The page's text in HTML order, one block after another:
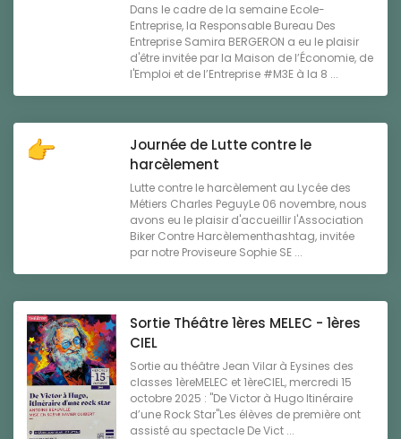
Dans le cadre de la semaine Ecole-
Entreprise, la Responsable Bureau Des
Entreprise Samira BERGERON a eu le plaisir
d'être invitée par la Maison de l’Économie, de
l'Emploi et de l’Entreprise #M3E à la 8 ...
Journée de Lutte contre le
harcèlement
Lutte contre le harcèlement au Lycée des
Métiers Charles PeguyLe 06 novembre, nous
avons eu le plaisir d'accueillir l'Association
Biker Contre Harcèlementhashtag, invitée
par notre Proviseure Sophie SE ...
Sortie Théâtre 1ères MELEC - 1ères
CIEL
Sortie au théâtre Jean Vilar à Eysines des
classes 1èreMELEC et 1èreCIEL, mercredi 15
octobre 2025 : "De Victor à Hugo Itinéraire
d’une Rock Star"Les élèves de première ont
assisté au spectacle De Vict ...